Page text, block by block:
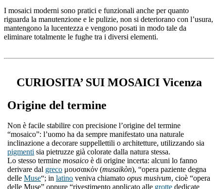
I mosaici moderni sono pratici e funzionali anche per quanto
riguarda la manutenzione e le pulizie, non si deteriorano con l’usura,
mantengono la lucentezza e vengono posati in modo tale da
eliminare totalmente le fughe tra i diversi elementi.
CURIOSITA’ SUI MOSAICI Vicenza
Origine del termine
Non è facile stabilire con precisione l’origine del termine
“mosaico”: l’uomo ha da sempre manifestato una naturale
inclinazione a decorare suppellettili o architetture, utilizzando sia
pigmenti sia pietruzze già colorate dalla natura stessa.
Lo stesso termine mosaico è di origine incerta: alcuni lo fanno
derivare dal greco μουσαικόν (musaikòn), “opera paziente degna
delle Muse“; in latino veniva chiamato opus musivum, cioè “opera
delle Muse” oppure “rivestimento applicato alle grotte dedicate